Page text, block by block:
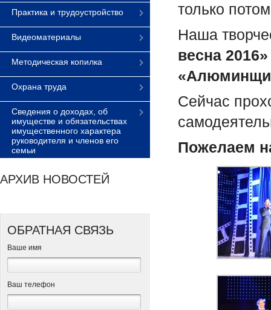
Практика и трудоустройство
Видеоматериалы
Методическая копилка
Охрана труда
Сведения о доходах, об
имуществе и обязательствах
имущественного характера
руководителя и членов его
семьи
АРХИВ НОВОСТЕЙ
ОБРАТНАЯ СВЯЗЬ
Ваше имя
Ваш телефон
только
Наша
весна 2016»
Сейчас
Пожелаем